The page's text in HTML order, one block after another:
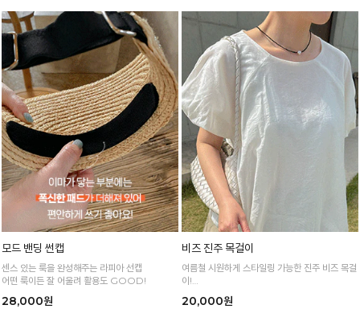
모드 밴딩 썬캡
센스 있는 룩을 완성해주는 라피아 선캡
어떤 룩이든 잘 어울려 활용도 GOOD!
28,000원
비즈 진주 목걸이
여름철 시원하게 스타일링 가능한 진주 비즈 목걸
이!
진주 포인트로 사랑스러움을 더해주는 포인트 아
이템
20,000원